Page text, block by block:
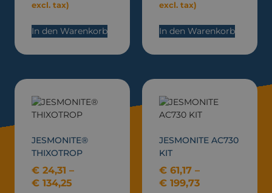
excl. tax)
In den Warenkorb
excl. tax)
In den Warenkorb
JESMONITE®
THIXOTROP
€ 24,31 –
€ 134,25
JESMONITE AC730
KIT
€ 61,17 –
€ 199,73